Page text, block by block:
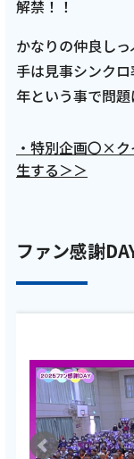
解禁！！
かなりの仲良し
手は見事シンク
年という事で問
・特別企画〇×
生する＞＞
ファン感謝